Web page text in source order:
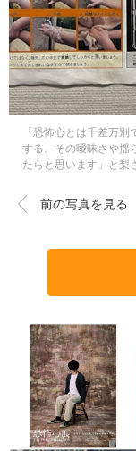
「恐怖心とは千差万
する。その曖昧さや揺
たらと思います」と梨
前の写真を見る